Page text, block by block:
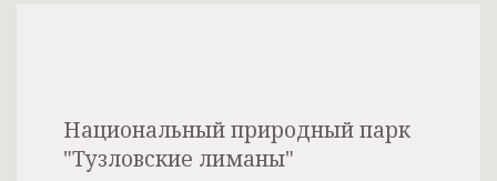
Национальный природный парк
"Тузловские лиманы"